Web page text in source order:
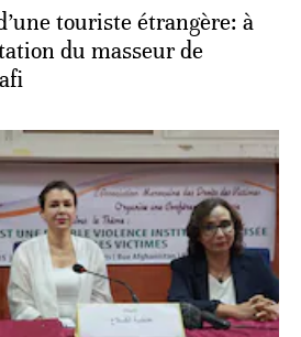
touriste étrangère: à
du masseur de